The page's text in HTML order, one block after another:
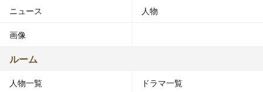
ニュース 人物
画像
ルーム
人物一覧 ドラマ一覧